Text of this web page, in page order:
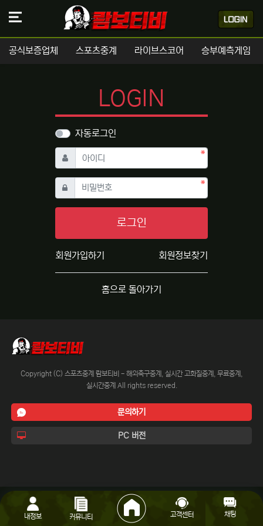
공식보증업체 스포츠중계 라이브스코어 승부예측게임
LOGIN
자동로그인
아이디 필수
비밀번호필수
로그인
회원가입하기 회원정보찾기
홈으로 돌아가기
Copyright (C) 스포츠중계 람보티비 - 해외축구중계, 실시간 고화질중계, 무료중계,
실시간중계 All rights reserved.
문의하기
PC 버전
내정보 커뮤니티 고객센터 채팅